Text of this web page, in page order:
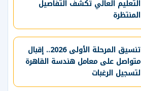
التعليم العالي تكشف التفاصيل
المنتظرة
تنسيق المرحلة الأولى 2026.. إقبال
متواصل على معامل هندسة القاهرة
لتسجيل الرغبات